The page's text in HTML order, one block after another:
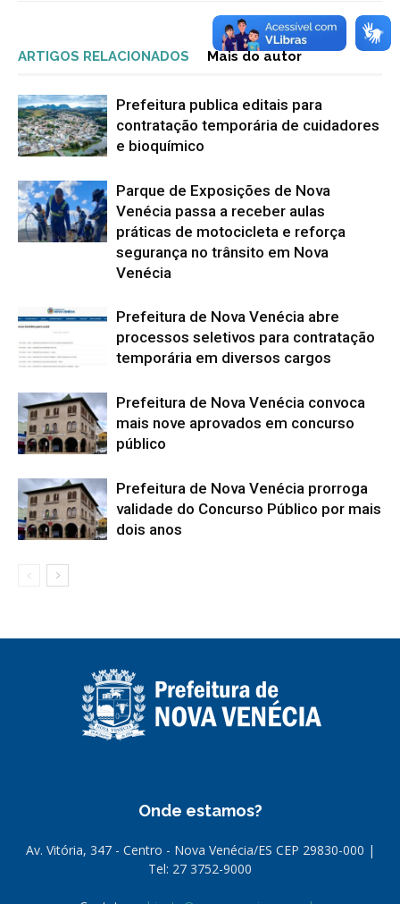
ARTIGOS RELACIONADOS Mais do autor
Prefeitura publica editais para
contratação temporária de cuidadores
e bioquímico
Parque de Exposições de Nova
Venécia passa a receber aulas
práticas de motocicleta e reforça
segurança no trânsito em Nova
Venécia
Prefeitura de Nova Venécia abre
processos seletivos para contratação
temporária em diversos cargos
Prefeitura de Nova Venécia convoca
mais nove aprovados em concurso
público
Prefeitura de Nova Venécia prorroga
validade do Concurso Público por mais
dois anos
Onde estamos?
Av. Vitória, 347 - Centro - Nova Venécia/ES CEP 29830-000 |
Tel: 27 3752-9000